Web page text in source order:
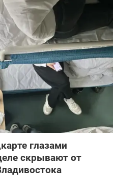
глазами
скрывают от